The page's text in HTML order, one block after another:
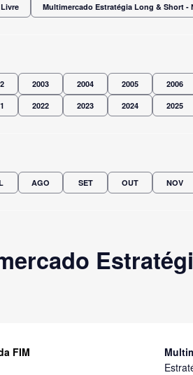
Multimercado Estratégia Long & Short -
2003 2004 2005 2006
2022 2023 2024 2025
AGO SET OUT NOV
FIM